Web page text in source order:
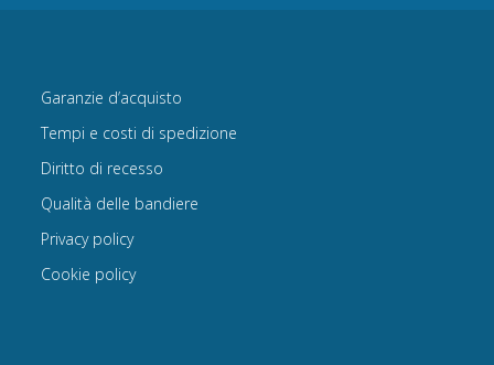
Garanzie d’acquisto
Tempi e costi di spedizione
Diritto di recesso
Qualità delle bandiere
Privacy policy
Cookie policy